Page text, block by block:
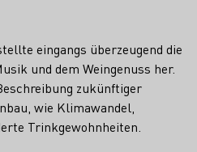
eingangs überzeugend die
und dem Weingenuss her.
zukünftiger
wie Klimawandel,
Trinkgewohnheiten.